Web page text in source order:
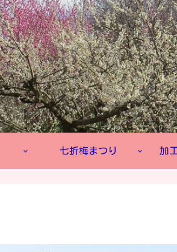
七折梅まつり 加